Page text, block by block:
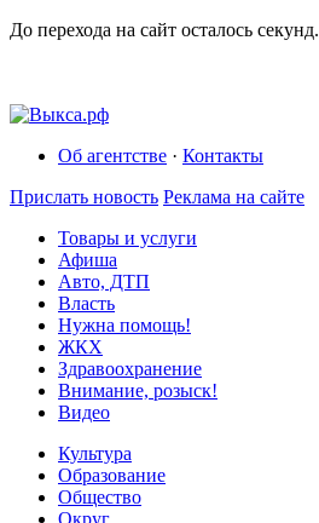
До перехода на сайт осталось секунд.
Об агентстве · Контакты
Прислать новость Реклама на сайте
Товары и услуги
Афиша
Авто, ДТП
Власть
Нужна помощь!
ЖКХ
Здравоохранение
Внимание, розыск!
Видео
Культура
Образование
Общество
Округ